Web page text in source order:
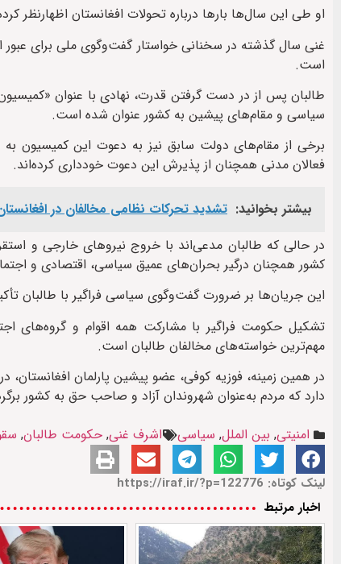
او طی این سال‌ها بارها درباره تحولات افغانستان اظهارنظر
غنی سال گذشته در سخنانی خواستار گفت‌وگوی ملی برای عبور
است.
طالبان پس از در دست گرفتن قدرت، نهادی با عنوان
سیاسی و مقام‌های پیشین به کشور عنوان شده است.
برخی از مقام‌های دولت سابق نیز به دعوت این کمیسیون
فعالان مدنی همچنان از پذیرش این دعوت خودداری کرده‌اند.
بیشتر بخوانید: تشدید تحرکات نظامی مخالفان در
در حالی که طالبان مدعی‌اند با خروج نیروهای خارجی و
کشور همچنان درگیر بحران‌های عمیق سیاسی، اقتصادی و
این جریان‌ها بر ضرورت گفت‌وگوی سیاسی فراگیر با طالبان
تشکیل حکومت فراگیر با مشارکت همه اقوام و گروه‌های
مهم‌ترین خواسته‌های مخالفان طالبان است.
در همین زمینه، فوزیه کوفی، عضو پیشین پارلمان
دارد که مردم به‌عنوان شهروندان آزاد و صاحب حق به کشور
امنیتی, بین الملل, سیاسی اشرف غنی, حکومت طالبان,
لینک کوتاه: https://iraf.ir/?p=122776
اخبار مرتبط